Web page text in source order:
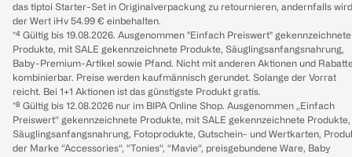
das tiptoi Starter-Set in Originalverpackung zu retournieren, andernfalls wird
der Wert iHv 54.99 € einbehalten.
*⁴ Gültig bis 19.08.2026. Ausgenommen "Einfach Preiswert" gekennzeichnete
Produkte, mit SALE gekennzeichnete Produkte, Säuglingsanfangsnahrung,
Baby-Premium-Artikel sowie Pfand. Nicht mit anderen Aktionen und
kombinierbar. Preise werden kaufmännisch gerundet. Solange der Vorrat
reicht. Bei 1+1 Aktionen ist das günstigste Produkt gratis.
*⁸ Gültig bis 12.08.2026 nur im BIPA Online Shop. Ausgenommen „Einfach
Preiswert“ gekennzeichnete Produkte, mit SALE gekennzeichnete Produkte,
Säuglingsanfangsnahrung, Fotoprodukte, Gutschein- und Wertkarten,
der Marke “Accessories“, “Tonies“, “Mavie“, preisgebundene Ware, Baby